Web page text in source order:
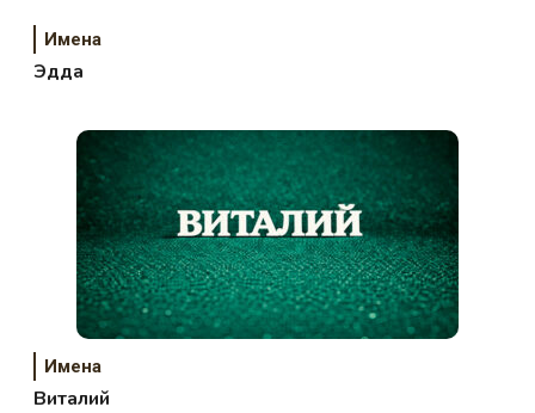
Имена
Эдда
Имена
Виталий